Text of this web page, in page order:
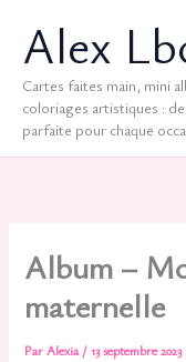
contenuAlex
Cartes faites main, mini
coloriages artistiques :
parfaite pour chaque
Album –
maternelle
ParAlexia /13 septembre 2023